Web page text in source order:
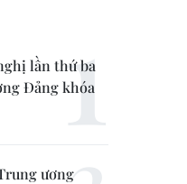
lần thứ ba
Đảng khóa
ương